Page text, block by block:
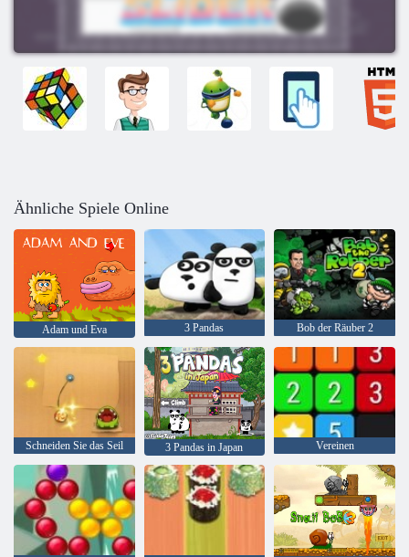
Ähnliche Spiele Online
Adam und Eva 3 Pandas Bob der Räuber 2
Schneiden Sie das Seil 3 Pandas in Japan Vereinen